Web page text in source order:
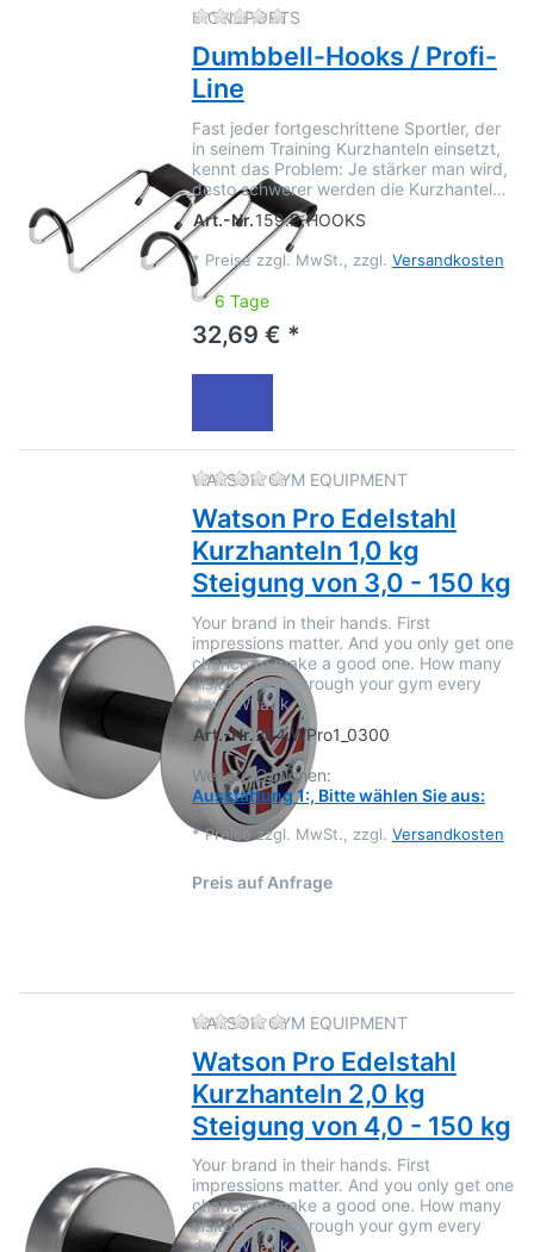
IRONSPORTSZu diesem Produkt liegen
Dumbbell-Hooks / Profi-
Line
Fast jeder fortgeschrittene Sportler, der
in seinem Training Kurzhanteln einsetzt,
kennt das Problem: Je stärker man wird,
desto schwerer werden die Kurzhantel…
Art.-Nr.159.P-HOOKS
* Preise zzgl. MwSt., zzgl. Versandkosten
6 Tage
32,69 € *
WATSON GYM EQUIPMENT
Zu diesem Produkt liegen
Watson Pro Edelstahl
Kurzhanteln 1,0 kg
Steigung von 3,0 - 150 kg
Your brand in their hands. First
impressions matter. And you only get one
chance to make a good one. How many
visitors pass through your gym every
day? What k…
Art.-Nr.284.WPro1_0300
Weitere Optionen:
Ausstattung 1:, Bitte wählen Sie aus:
* Preise zzgl. MwSt., zzgl. Versandkosten
Preis auf Anfrage
WATSON GYM EQUIPMENT
Zu diesem Produkt liegen
Watson Pro Edelstahl
Kurzhanteln 2,0 kg
Steigung von 4,0 - 150 kg
Your brand in their hands. First
impressions matter. And you only get one
chance to make a good one. How many
visitors pass through your gym every
day? What k…